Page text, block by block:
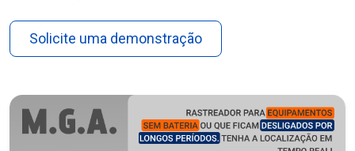
Solicite uma demonstração